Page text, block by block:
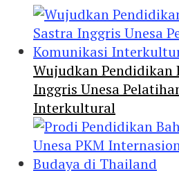
Wujudkan Pendidikan
Inggris Unesa
Interkultural